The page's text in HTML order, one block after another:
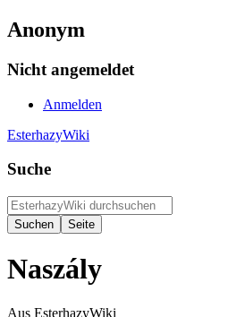
Anonym
Nicht angemeldet
Anmelden
EsterhazyWiki
Suche
Naszály
Aus EsterhazyWiki